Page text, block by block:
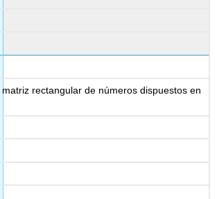
rectangular de números dispuestos en